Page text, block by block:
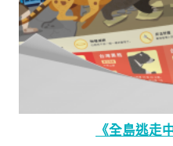
《全島逃走